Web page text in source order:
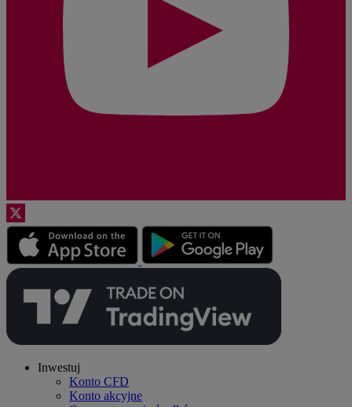
Inwestuj
Konto CFD
Konto akcyjne